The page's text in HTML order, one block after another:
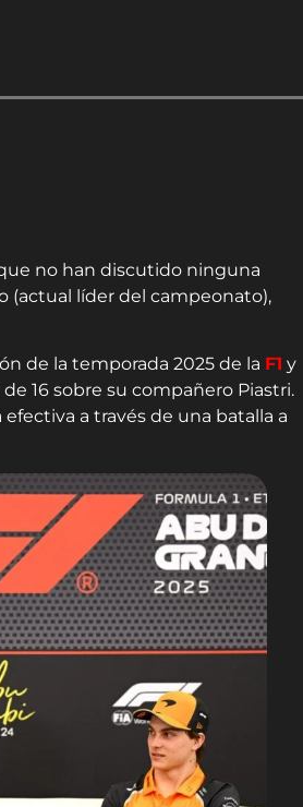
no han discutido ninguna
(actual líder del campeonato),
de la temporada 2025 de la F1 y
16 sobre su compañero Piastri.
a través de una batalla a